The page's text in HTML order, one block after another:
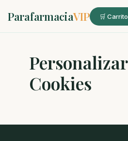
ParafarmaciaVIP 🛒 Carrito
Personalizar
Cookies